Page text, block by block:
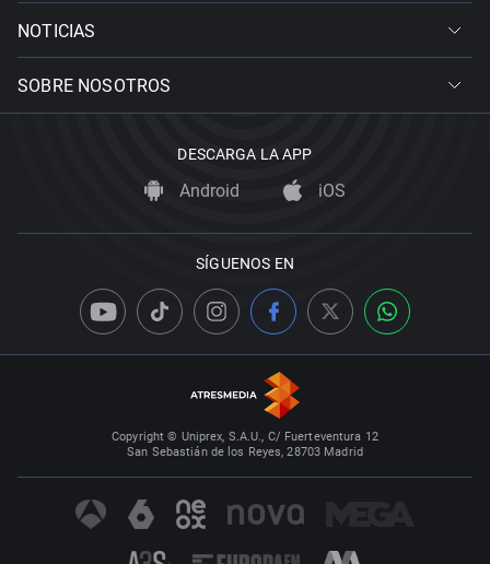
NOTICIAS
SOBRE NOSOTROS
DESCARGA LA APP
Android iOS
SÍGUENOS EN
Copyright © Uniprex, S.A.U., C/ Fuerteventura 12
San Sebastián de los Reyes, 28703 Madrid